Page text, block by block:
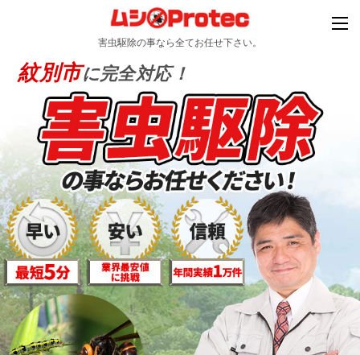
害虫駆除の事なら全てお任せ下さい。
紋別市に完全対応！